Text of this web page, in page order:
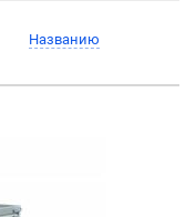
Названию